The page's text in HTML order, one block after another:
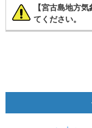
【宮古島地方
てください。